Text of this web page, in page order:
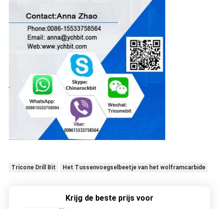
Tricone Drill Bit Het Tussenvoegselbeetje van het wolframcarbide
Krijg de beste prijs voor